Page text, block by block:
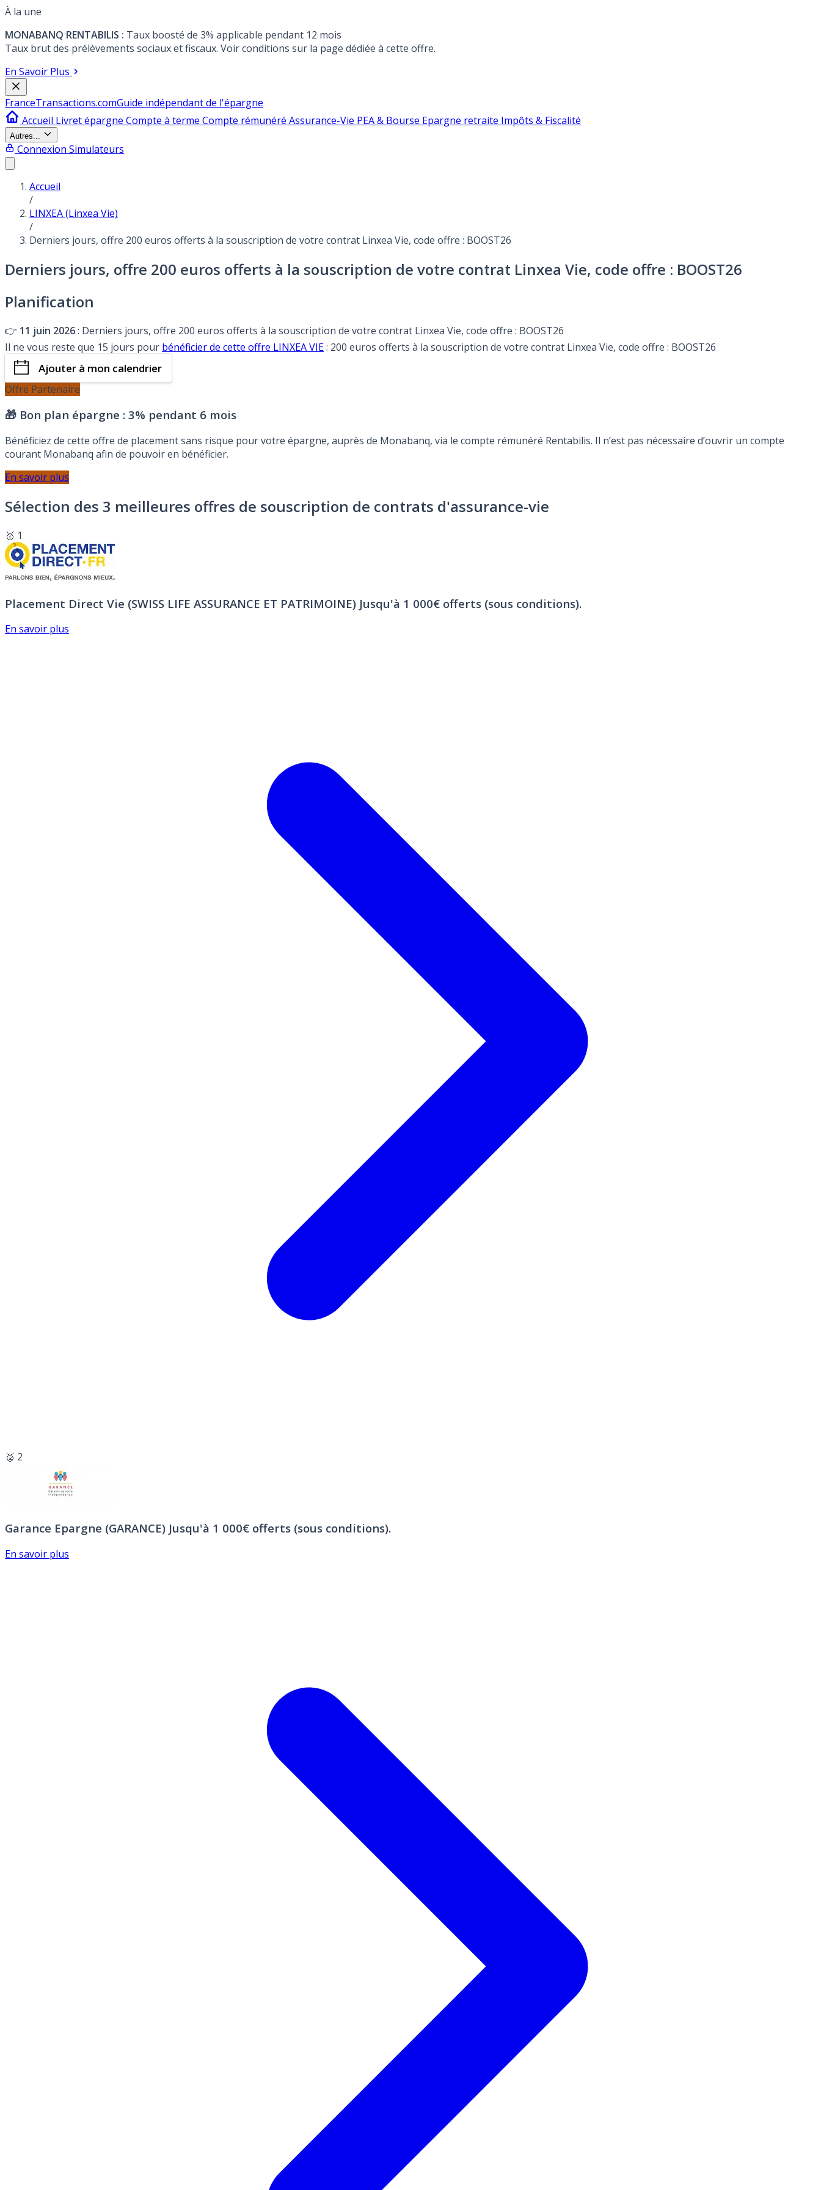
À la une
MONABANQ RENTABILIS : Taux boosté de 3% applicable pendant 12 mois
Taux brut des prélèvements sociaux et fiscaux. Voir conditions sur la page dédiée à cette offre.
En Savoir Plus
FranceTransactions.comGuide indépendant de l'épargne
Accueil Livret épargne Compte à terme Compte rémunéré Assurance-Vie PEA & Bourse Epargne retraite Impôts & Fiscalité
Autres...
Connexion Simulateurs
Accueil
/
LINXEA (Linxea Vie)
/
Derniers jours, offre 200 euros offerts à la souscription de votre contrat Linxea Vie, code offre : BOOST26
Derniers jours, offre 200 euros offerts à la souscription de votre contrat Linxea Vie, code offre : BOOST26
Planification
👉 11 juin 2026: Derniers jours, offre 200 euros offerts à la souscription de votre contrat Linxea Vie, code offre : BOOST26
Il ne vous reste que 15 jours pour bénéficier de cette offre LINXEA VIE: 200 euros offerts à la souscription de votre contrat Linxea Vie, code offre : BOOST26
Ajouter à mon calendrier
Offre Partenaire
🎁 Bon plan épargne : 3% pendant 6 mois
Bénéficiez de cette offre de placement sans risque pour votre épargne, auprès de Monabanq, via le compte rémunéré Rentabilis. Il n’est pas nécessaire d’ouvrir un compte
courant Monabanq afin de pouvoir en bénéficier.
En savoir plus
Sélection des 3 meilleures offres de souscription de contrats d'assurance-vie
🥇 1
Placement Direct Vie (SWISS LIFE ASSURANCE ET PATRIMOINE) Jusqu'à 1 000€ offerts (sous conditions).
En savoir plus
🥈 2
Garance Epargne (GARANCE) Jusqu'à 1 000€ offerts (sous conditions).
En savoir plus